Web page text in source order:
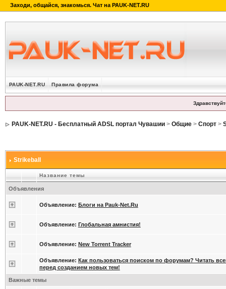
PAUK-NET.RU Правила форума
PAUK-NET.RU - Бесплатный ADSL портал Чувашии> Общие> Спорт>
Strikeball
Название темы
Объявления
Объявление: Блоги на Pauk-Net.Ru
Объявление: Глобальная амнистия!
Объявление: New Torrent Tracker
Объявление: Как пользоваться поиском по форумам? Читать
перед созданием новых тем!
Важные темы